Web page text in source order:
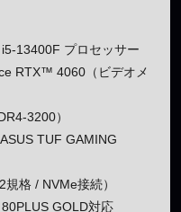
13400F プロセッサー
RTX™ 4060（ビデオメ
3200）
TUF GAMING
格 / NVMe接続）
GOLD対応